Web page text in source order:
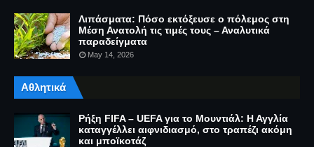
Λιπάσματα: Πόσο εκτόξευσε ο πόλεμος στη
Μέση Ανατολή τις τιμές τους – Αναλυτικά
παραδείγματα
May 14, 2026
Αθλητικά
Ρήξη FIFA – UEFA για το Μουντιάλ: Η Αγγλία
καταγγέλλει αιφνιδιασμό, στο τραπέζι ακόμη
και μποϊκοτάζ